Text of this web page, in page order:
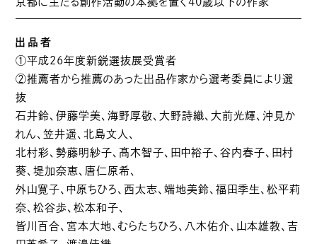
出品者
①平成26年度新鋭選抜展受賞者
②推薦者から推薦のあった出品作家から選考委員により選
抜
石井鈴、伊藤学美、海野厚敬、大野詩織、大前光輝、沖見か
れん、笠井遥、北島文人、
北村彩、勢藤明紗子、髙木智子、田中裕子、谷内春子、田村
葵、堤加奈恵、唐仁原希、
外山寛子、中原ちひろ、西太志、端地美鈴、福田季生、松平莉
奈、松谷歩、松本和子、
皆川百合、宮本大地、むらたちひろ、八木佑介、山本雄教、吉